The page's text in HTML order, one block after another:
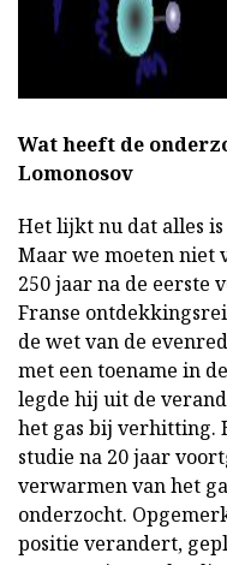
Wat heeft de
Lomonosov
Het lijkt nu dat alles
Maar we moeten niet
250 jaar na de eerste
Franse
de wet van de
met een toename in
legde hij uit de
het gas bij verhitting.
studie na 20 jaar
verwarmen van het
onderzocht.
positie verandert,